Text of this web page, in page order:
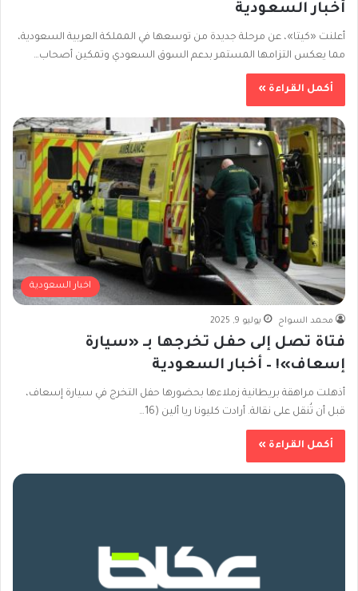
أخبار السعودية
أعلنت «كيتا»، عن مرحلة جديدة من توسعها في المملكة العربية السعودية،
مما يعكس التزامها المستمر بدعم السوق السعودي وتمكين أصحاب…
أكمل القراءة »
اخبار السعودية
محمد السواح يوليو 9, 2025
فتاة تصل إلى حفل تخرجها بـ «سيارة
إسعاف»! – أخبار السعودية
أذهلت مراهقة بريطانية زملاءها بحضورها حفل التخرج في سيارة إسعاف،
قبل أن تُنقل على نقالة. أرادت كليونا ريا ألين (16…
أكمل القراءة »